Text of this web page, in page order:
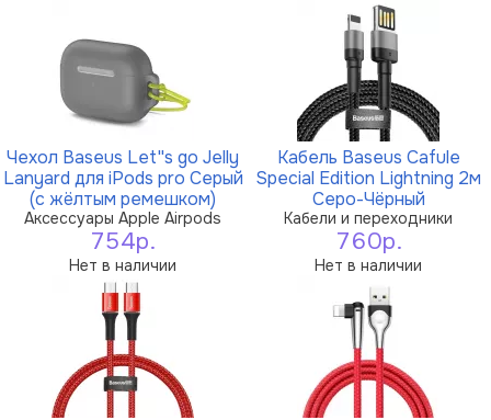
Чехол Baseus Let''s go Jelly
Lanyard для iPods pro Серый
(с жёлтым ремешком)
Аксессуары Apple Airpods
754р.
Нет в наличии
Кабель Baseus Cafule
Special Edition Lightning 2м
Cеро-Чёрный
Кабели и переходники
760р.
Нет в наличии